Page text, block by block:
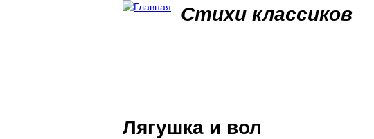
Стихи классиков
Лягушка и вол